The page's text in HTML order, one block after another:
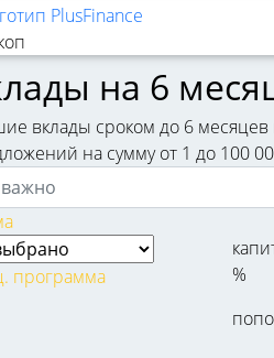
на 6
вклады сроком до 6 месяцев
на сумму от 1 до 100
программа
%